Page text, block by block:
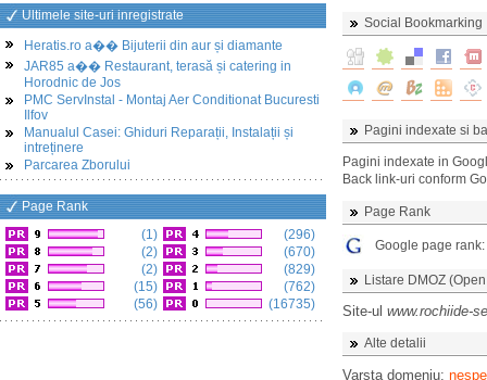
Ultimele site-uri inregistrate
Heratis.ro a�� Bijuterii din aur și diamante
JAR85 a�� Restaurant, terasă și catering in
Horodnic de Jos
PMC ServInstal - Montaj Aer Conditionat Bucuresti
Ilfov
Manualul Casei: Ghiduri Reparații, Instalații și
intreținere
Parcarea Zborului
Page Rank
(1)
(2)
(2)
(15)
(56)
(296)
(670)
(829)
(762)
(16735)
Social Bookmarking
Pagini indexate si
Pagini indexate in
Back link-uri conform
Page Rank
Google page rank:
Listare DMOZ
Site-ul www.rochiide-
Alte detalii
Varsta domeniu: